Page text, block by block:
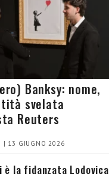
Banksy: nome,
svelata
Reuters
| 13 GIUGNO 2026
è la fidanzata Lodovica